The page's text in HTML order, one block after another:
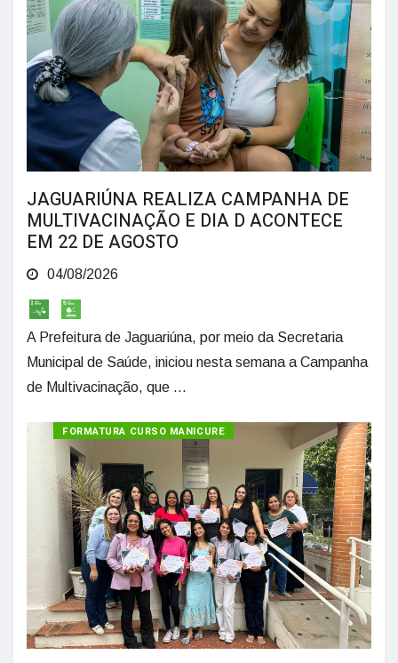
JAGUARIÚNA REALIZA CAMPANHA DE
MULTIVACINAÇÃO E DIA D ACONTECE
EM 22 DE AGOSTO
04/08/2026
A Prefeitura de Jaguariúna, por meio da Secretaria
Municipal de Saúde, iniciou nesta semana a Campanha
de Multivacinação, que ...
FORMATURA CURSO MANICURE